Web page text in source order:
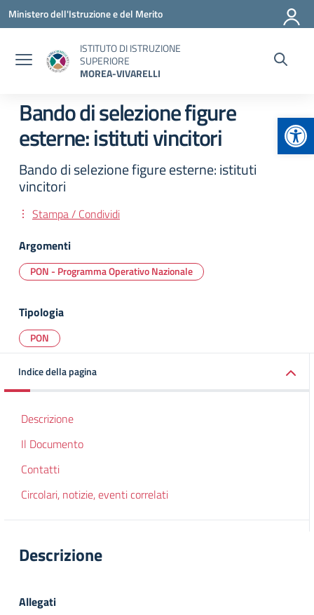
Vai ai contenuti
Vai al menu di navigazione
Vai al footer
Ministero dell'Istruzione e del Merito
ISTITUTO DI ISTRUZIONE
SUPERIORE
MOREA-VIVARELLI
Bando di selezione figure
esterne: istituti vincitori
Bando di selezione figure esterne: istituti
vincitori
Stampa / Condividi
Argomenti
PON - Programma Operativo Nazionale
Tipologia
PON
Indice della pagina
Descrizione
Il Documento
Contatti
Circolari, notizie, eventi correlati
Descrizione
Allegati